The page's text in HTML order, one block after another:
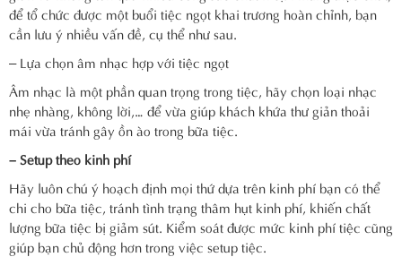
để tổ chức được một buổi tiệc ngọt khai trương hoàn chỉnh, bạn
cần lưu ý nhiều vấn đề, cụ thể như sau.
– Lựa chọn âm nhạc hợp với tiệc ngọt
Âm nhạc là một phần quan trọng trong tiệc, hãy chọn loại nhạc
nhẹ nhàng, không lời,… để vừa giúp khách khứa thư giản thoải
mái vừa tránh gây ồn ào trong bữa tiệc.
– Setup theo kinh phí
Hãy luôn chú ý hoạch định mọi thứ dựa trên kinh phí bạn có thể
chi cho bữa tiệc, tránh tình trạng thâm hụt kinh phí, khiến chất
lượng bữa tiệc bị giảm sút. Kiểm soát được mức kinh phí tiệc cũng
giúp bạn chủ động hơn trong việc setup tiệc.